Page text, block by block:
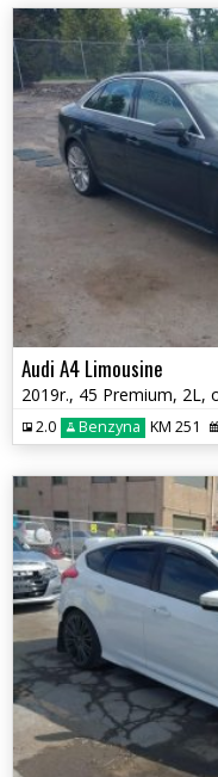
Audi A4 Limousine
2.0 Benzyna KM 251